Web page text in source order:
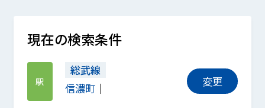
現在の検索条件
駅
総武線
信濃町
変更